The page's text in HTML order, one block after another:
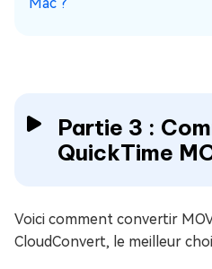
Partie 3 :
QuickTime
Voici comment convertir
CloudConvert, le meilleur